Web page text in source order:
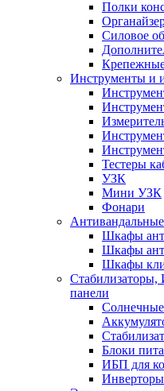
Полки
Силовое
Инструменты и
Тестеры
УЗК
Мини УЗК
Фонари
Шкафы
Шкафы
Шкафы
Стабилизаторы,
панели
Блоки
ИБП для
Инверторы